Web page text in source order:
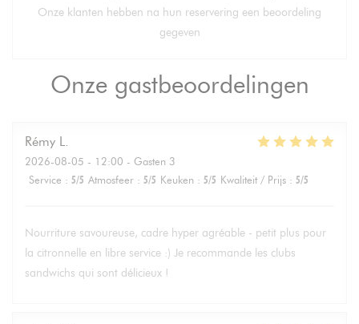
Onze gastbeoordelingen
Rémy L
2026-08-05 - 12:00 - Gasten 3
Service : 5/5 Atmosfeer : 5/5 Keuken : 5/5 Kwaliteit / Prijs : 5/5
Nourriture savoureuse, cadre hyper agréable - petit plus pour
la citronnelle en libre service :) Je recommande les clubs
sandwichs qui sont délicieux !
Onze klanten hebben na hun reservering een beoordeling
gegeven